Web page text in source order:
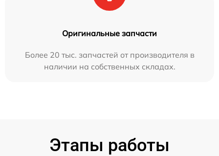
Оригинальные запчасти
Более 20 тыс. запчастей от производителя в
наличии на собственных складах.
Этапы работы